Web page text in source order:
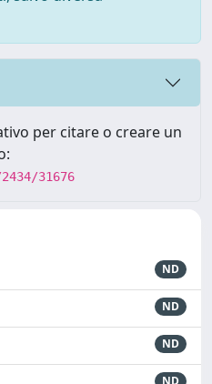
per citare o creare un
31676
ND
ND
ND